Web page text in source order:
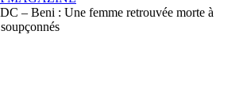
– Beni : Une femme retrouvée morte à